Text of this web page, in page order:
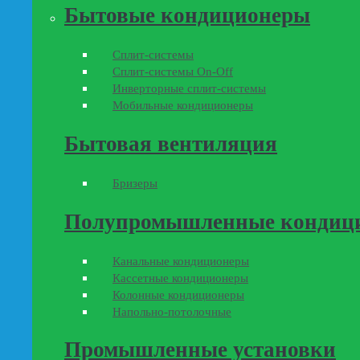
Бытовые кондиционеры
Сплит-системы
Сплит-системы On-Off
Инверторные сплит-системы
Мобильные кондиционеры
Бытовая вентиляция
Бризеры
Полупромышленные
Канальные кондиционеры
Кассетные кондиционеры
Колонные кондиционеры
Напольно-потолочные
Промышленные установки